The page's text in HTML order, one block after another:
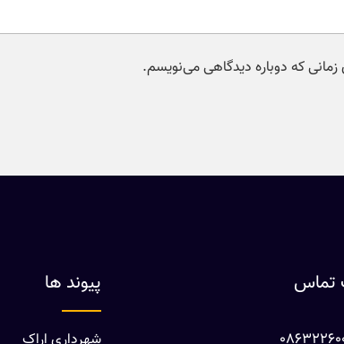
که دوباره دیدگاهی می‌نویسم.
تماس پیوند ها